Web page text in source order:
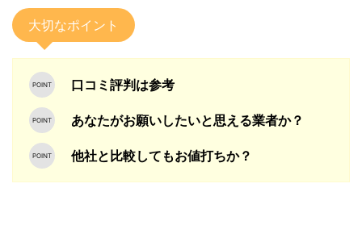
大切なポイント
口コミ評判は参考
あなたがお願いしたいと思える業者か？
他社と比較してもお値打ちか？